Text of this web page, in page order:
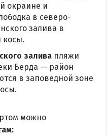
окраине и
в северо-
залива в
косы.
залива пляжи
Берда — район
в заповедной зоне
можно